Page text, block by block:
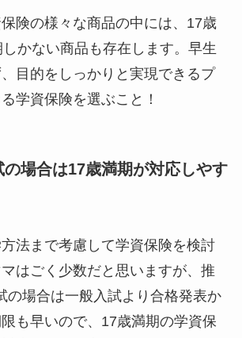
険の様々な商品の中には、17歳
かない商品も存在します。早生
目的をしっかりと実現できるプ
学資保険を選ぶこと！
場合は17歳満期が対応しやす
法まで考慮して学資保険を検討
はごく少数だと思いますが、推
の場合は一般入試より合格発表か
も早いので、17歳満期の学資保